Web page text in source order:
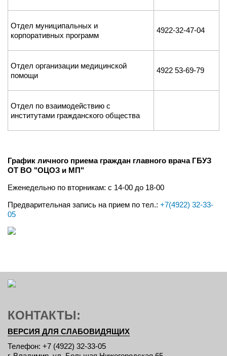
Отдел муниципальных и
корпоративных программ
4922-32-47-04
Отдел организации медицинской
помощи
4922 53-69-79
Отдел по взаимодействию с
институтами гражданского общества
График личного приема граждан главного врача ГБУЗ
ОТ ВО "ОЦОЗ и МП"
Еженедельно по вторникам: с 14-00 до 18-00
Предварительная запись на прием по тел.: +7(4922) 32-33-
05
КОНТАКТЫ:
ВЕРСИЯ ДЛЯ СЛАБОВИДЯЩИХ
Телефон: +7 (4922) 32-33-05